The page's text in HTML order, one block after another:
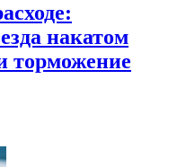
накатом
торможение